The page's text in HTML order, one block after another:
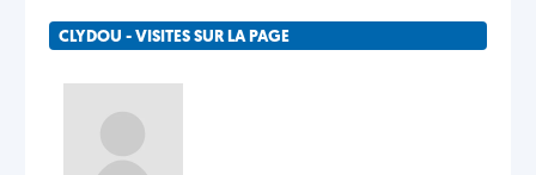
CLYDOU - VISITES SUR LA PAGE